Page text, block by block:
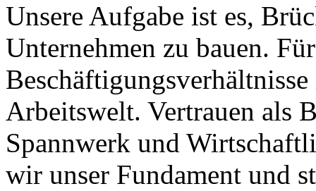
Unsere Aufgabe ist es,
Unternehmen zu bauen.
Arbeitswelt. Vertrauen als
Spannwerk und
wir unser Fundament und